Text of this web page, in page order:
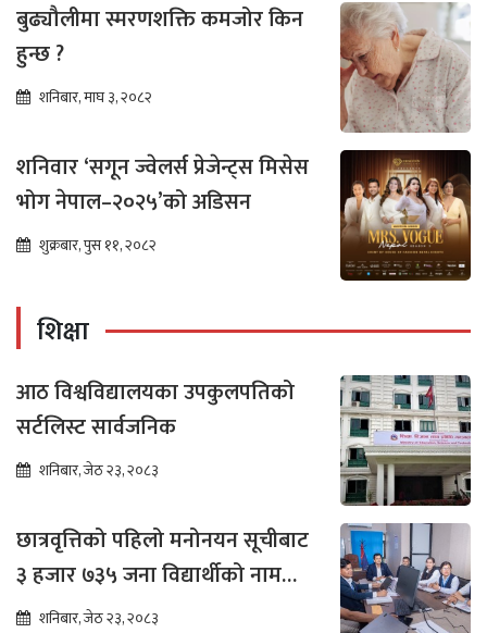
बुढ्यौलीमा स्मरणशक्ति कमजोर किन
हुन्छ ?
शनिबार, माघ ३, २०८२
शनिवार ‘सगून ज्वेलर्स प्रेजेन्ट्स मिसेस
भोग नेपाल–२०२५’को अडिसन
शुक्रबार, पुस ११, २०८२
शिक्षा
आठ विश्वविद्यालयका उपकुलपतिको
सर्टलिस्ट सार्वजनिक
शनिबार, जेठ २३, २०८३
छात्रवृत्तिको पहिलो मनोनयन सूचीबाट
३ हजार ७३५ जना विद्यार्थीको नाम
भर्नाका लागि सिफारिस
शनिबार, जेठ २३, २०८३